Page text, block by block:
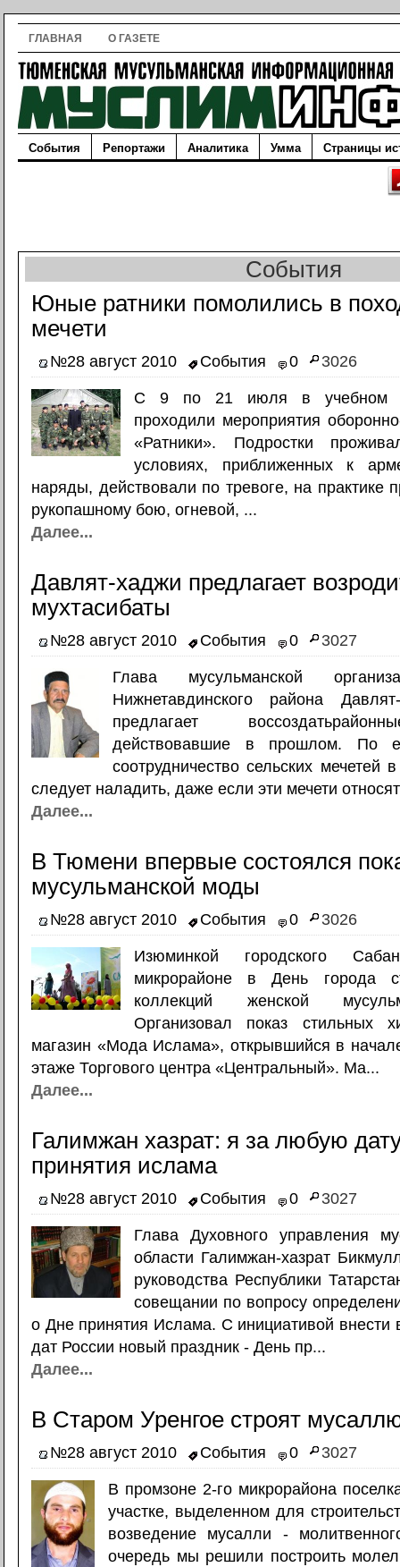
ГЛАВНАЯ О ГАЗЕТЕ
События Репортажи Аналитика Умма Страницы
События
Юные ратники помолились в
мечети
№28 август 2010 События 0
3026
С 9 по 21 июля в учебном
проходили мероприятия
«Ратники». Подростки
условиях, приближенных к
наряды, действовали по тревоге, на практике
рукопашному бою, огневой, ...
Далее...
Давлят-хаджи предлагает
мухтасибаты
№28 август 2010 События 0
3027
Глава мусульманской
Нижнетавдинского района
предлагает
действовавшие в прошлом. По
соотрудничество сельских мечетей
следует наладить, даже если эти мечети
Далее...
В Тюмени впервые состоялся
мусульманской моды
№28 август 2010 События 0
3026
Изюминкой городского
микрорайоне в День города
коллекций женской
Организовал показ стильных
магазин «Мода Ислама», открывшийся в
этаже Торгового центра «Центральный». Ма...
Далее...
Галимжан хазрат: я за любую
принятия ислама
№28 август 2010 События 0
3027
Глава Духовного управления
области Галимжан-хазрат
руководства Республики
совещании по вопросу
о Дне принятия Ислама. С инициативой внести
дат России новый праздник - День пр...
Далее...
В Старом Уренгое строят
№28 август 2010 События 0
3027
В промзоне 2-го микрорайона
участке, выделенном для
возведение мусалли -
очередь мы решили построить